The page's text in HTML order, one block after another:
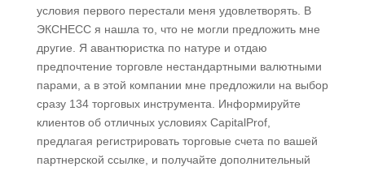
условия первого перестали меня удовлетворять. В
ЭКСНЕСС я нашла то, что не могли предложить мне
другие. Я авантюристка по натуре и отдаю
предпочтение торговле нестандартными валютными
парами, а в этой компании мне предложили на выбор
сразу 134 торговых инструмента. Информируйте
клиентов об отличных условиях CapitalProf,
предлагая регистрировать торговые счета по вашей
партнерской ссылке, и получайте дополнительный